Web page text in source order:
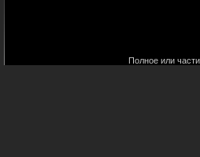
Полное или